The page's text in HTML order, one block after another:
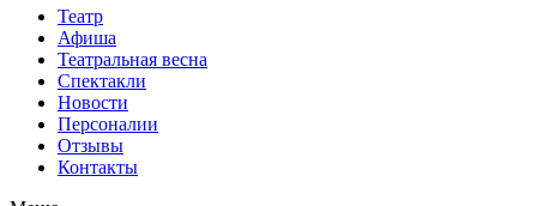
Театр
Афиша
Театральная весна
Спектакли
Новости
Персоналии
Отзывы
Контакты